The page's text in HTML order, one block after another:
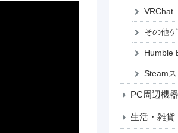
VRChat
その他
Humble
Steam
PC周辺機器
生活・雑貨